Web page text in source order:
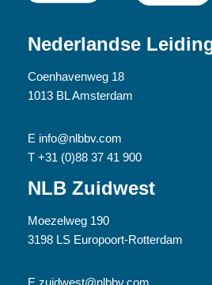
Nederlandse
Coenhavenweg 18
1013 BL Amsterdam
E info@nlbbv.com
T +31 (0)88 37 41 900
NLB Zuidwest
Moezelweg 190
3198 LS Europoort-Rotterdam
E zuidwest@nlbbv.com